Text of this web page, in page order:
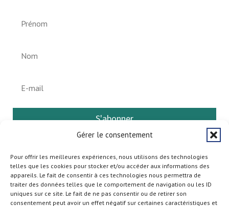
Gérer le consentement
Pour offrir les meilleures expériences, nous utilisons des technologies
telles que les cookies pour stocker et/ou accéder aux informations des
appareils. Le fait de consentir à ces technologies nous permettra de
traiter des données telles que le comportement de navigation ou les ID
uniques sur ce site. Le fait de ne pas consentir ou de retirer son
consentement peut avoir un effet négatif sur certaines caractéristiques et
S'abonner